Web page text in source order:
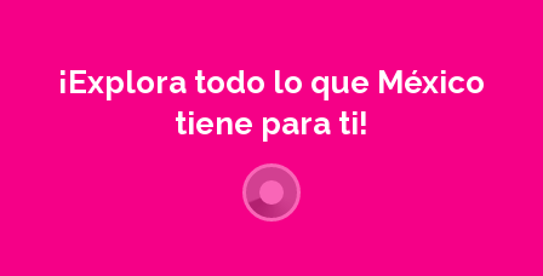
¡Explora todo lo que México
tiene para ti!